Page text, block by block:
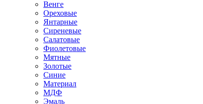
Венге
Ореховые
Янтарные
Сиреневые
Салатовые
Фиолетовые
Мятные
Золотые
Синие
Материал
МДФ
Эмаль